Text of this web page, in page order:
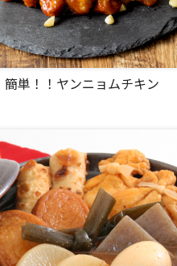
簡単！！ヤンニョムチキン